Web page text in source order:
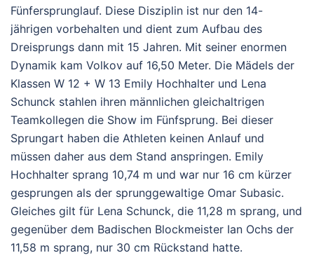
Fünfersprunglauf. Diese Disziplin ist nur den 14-
jährigen vorbehalten und dient zum Aufbau des
Dreisprungs dann mit 15 Jahren. Mit seiner enormen
Dynamik kam Volkov auf 16,50 Meter. Die Mädels der
Klassen W 12 + W 13 Emily Hochhalter und Lena
Schunck stahlen ihren männlichen gleichaltrigen
Teamkollegen die Show im Fünfsprung. Bei dieser
Sprungart haben die Athleten keinen Anlauf und
müssen daher aus dem Stand anspringen. Emily
Hochhalter sprang 10,74 m und war nur 16 cm kürzer
gesprungen als der sprunggewaltige Omar Subasic.
Gleiches gilt für Lena Schunck, die 11,28 m sprang, und
gegenüber dem Badischen Blockmeister Ian Ochs der
11,58 m sprang, nur 30 cm Rückstand hatte.